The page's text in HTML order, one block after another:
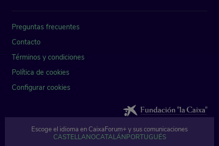
Preguntas frecuentes
Contacto
Términos y condiciones
Política de cookies
Configurar cookies
© Fundación Bancaria Caixa d'Estalvis i Pensions de Barcelona, "la Caixa"
. Todos los derechos reservados
Escoge el idioma en CaixaForum+ y sus comunicaciones
CASTELLANOCATALÁNPORTUGUÉS